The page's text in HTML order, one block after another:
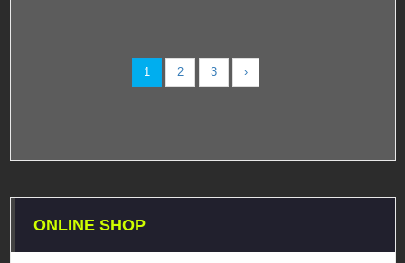
1 2 3 ›
ONLINE SHOP